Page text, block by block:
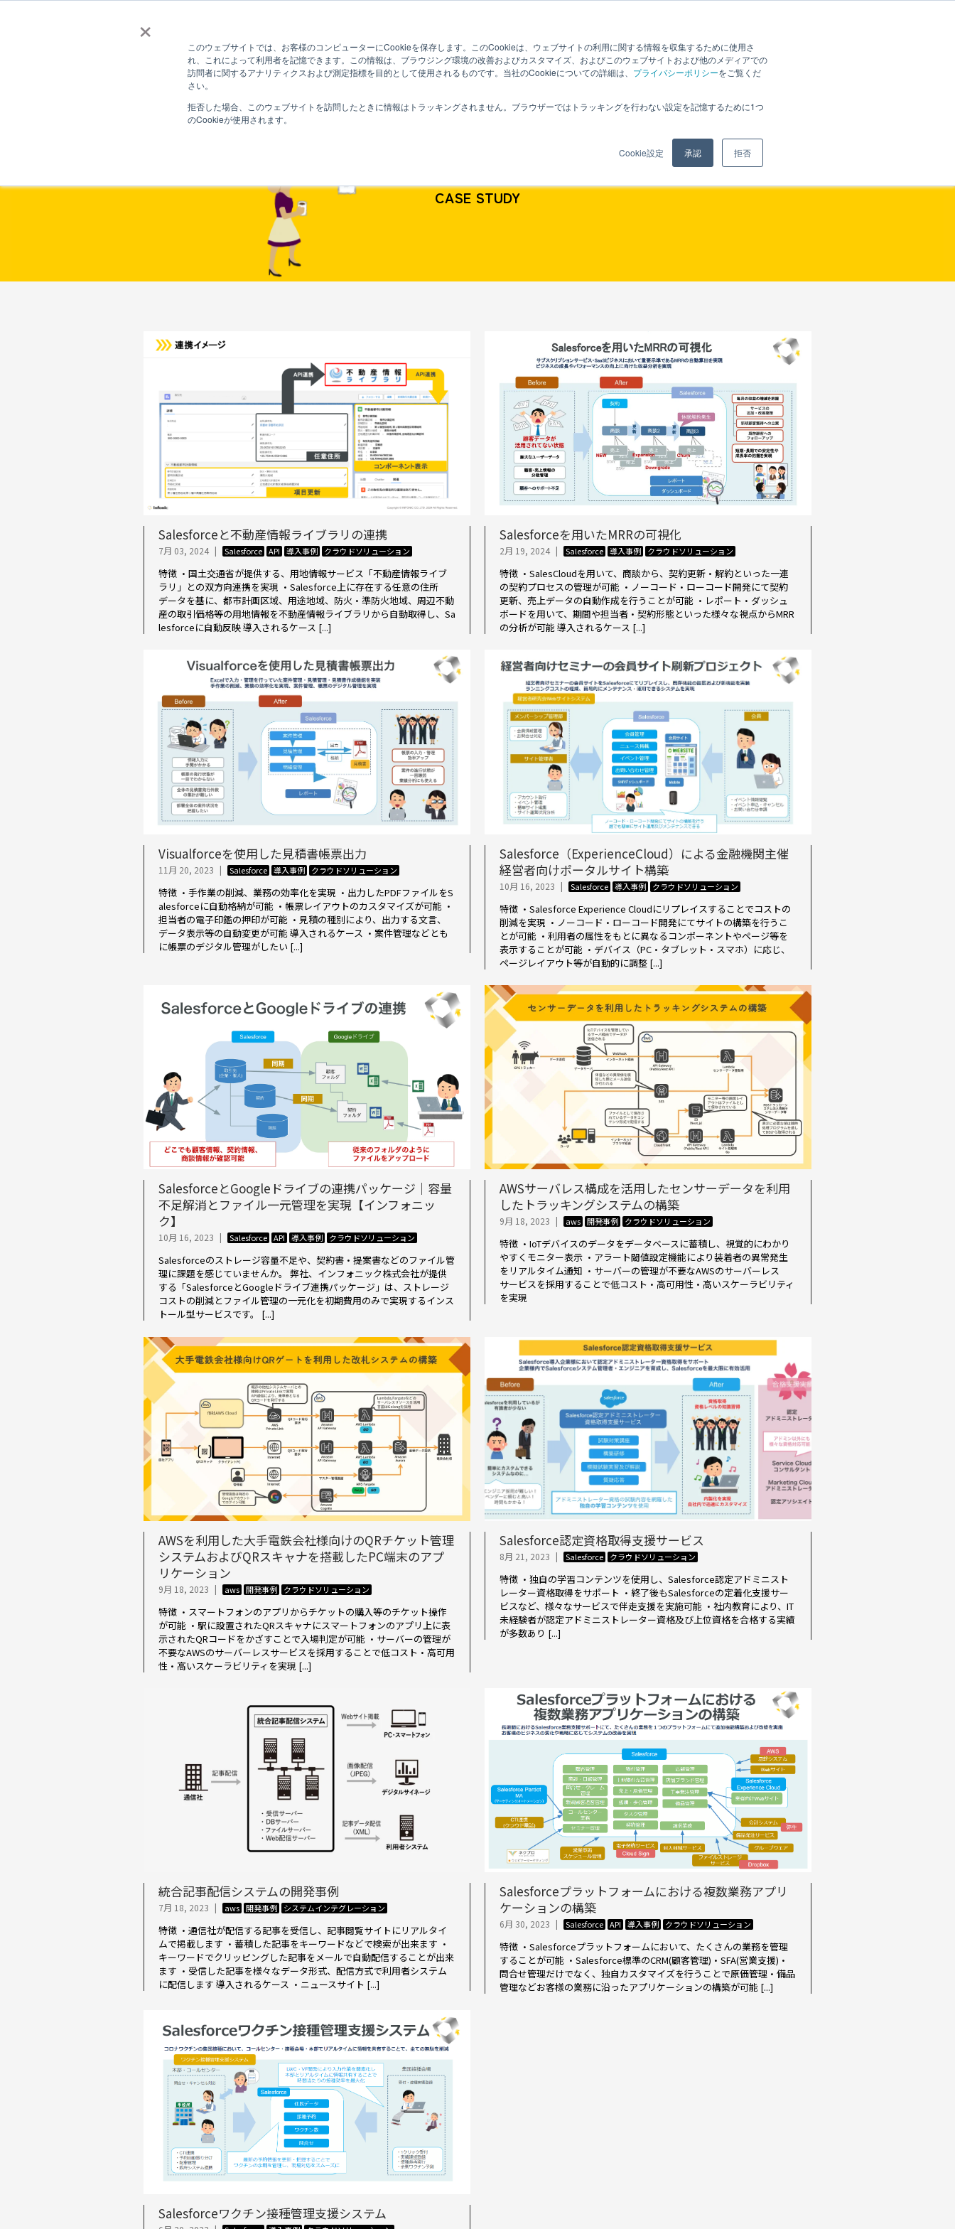
×
このウェブサイトでは、お客様のコンピューターにCookieを保存します。このCookieは、ウェブサイトの利用に関する情報を収集するために使用さ
れ、これによって利用者を記憶できます。この情報は、ブラウジング環境の改善およびカスタマイズ、およびこのウェブサイトおよび他のメディアでの
訪問者に関するアナリティクスおよび測定指標を目的として使用されるものです。当社のCookieについての詳細は、 プライバシーポリシーをご覧くだ
さい。
拒否した場合、このウェブサイトを訪問したときに情報はトラッキングされません。ブラウザーではトラッキングを行わない設定を記憶するために1つ
のCookieが使用されます。
Cookie設定 承認 拒否
CASE STUDY
Salesforceと不動産情報ライブラリの連携
7月 03, 2024 | Salesforce API 導入事例 クラウドソリューション
特徴 ・国土交通省が提供する、用地情報サービス「不動産情報ライブ
ラリ」との双方向連携を実現 ・Salesforce上に存在する任意の住所
データを基に、都市計画区域、用途地域、防火・準防火地域、周辺不動
産の取引価格等の用地情報を不動産情報ライブラリから自動取得し、Sa
lesforceに自動反映 導入されるケース [...]
Salesforceを用いたMRRの可視化
2月 19, 2024 | Salesforce 導入事例 クラウドソリューション
特徴 ・SalesCloudを用いて、商談から、契約更新・解約といった一連
の契約プロセスの管理が可能 ・ノーコード・ローコード開発にて契約
更新、売上データの自動作成を行うことが可能 ・レポート・ダッシュ
ボードを用いて、期間や担当者・契約形態といった様々な視点からMRR
の分析が可能 導入されるケース [...]
Visualforceを使用した見積書帳票出力
11月 20, 2023 | Salesforce 導入事例 クラウドソリューション
特徴 ・手作業の削減、業務の効率化を実現 ・出力したPDFファイルをS
alesforceに自動格納が可能 ・帳票レイアウトのカスタマイズが可能 ・
担当者の電子印鑑の押印が可能 ・見積の種別により、出力する文言、
データ表示等の自動変更が可能 導入されるケース ・案件管理などとも
に帳票のデジタル管理がしたい [...]
Salesforce（ExperienceCloud）による金融機関主催
経営者向けポータルサイト構築
10月 16, 2023 | Salesforce 導入事例 クラウドソリューション
特徴 ・Salesforce Experience Cloudにリプレイスすることでコストの
削減を実現 ・ノーコード・ローコード開発にてサイトの構築を行うこ
とが可能 ・利用者の属性をもとに異なるコンポーネントやページ等を
表示することが可能 ・デバイス（PC・タブレット・スマホ）に応じ、
ページレイアウト等が自動的に調整 [...]
SalesforceとGoogleドライブの連携パッケージ｜容量
不足解消とファイル一元管理を実現【インフォニッ
ク】
10月 16, 2023 | Salesforce API 導入事例 クラウドソリューション
Salesforceのストレージ容量不足や、契約書・提案書などのファイル管
理に課題を感じていませんか。 弊社、インフォニック株式会社が提供
する「SalesforceとGoogleドライブ連携パッケージ」は、ストレージ
コストの削減とファイル管理の一元化を初期費用のみで実現するインス
トール型サービスです。 [...]
AWSサーバレス構成を活用したセンサーデータを利用
したトラッキングシステムの構築
9月 18, 2023 | aws 開発事例 クラウドソリューション
特徴 ・IoTデバイスのデータをデータベースに蓄積し、視覚的にわかり
やすくモニター表示 ・アラート閾値設定機能により装着者の異常発生
をリアルタイム通知 ・サーバーの管理が不要なAWSのサーバーレス
サービスを採用することで低コスト・高可用性・高いスケーラビリティ
を実現
AWSを利用した大手電鉄会社様向けのQRチケット管理
システムおよびQRスキャナを搭載したPC端末のアプ
リケーション
9月 18, 2023 | aws 開発事例 クラウドソリューション
特徴 ・スマートフォンのアプリからチケットの購入等のチケット操作
が可能 ・駅に設置されたQRスキャナにスマートフォンのアプリ上に表
示されたQRコードをかざすことで入場判定が可能 ・サーバーの管理が
不要なAWSのサーバーレスサービスを採用することで低コスト・高可用
性・高いスケーラビリティを実現 [...]
Salesforce認定資格取得支援サービス
8月 21, 2023 | Salesforce クラウドソリューション
特徴 ・独自の学習コンテンツを使用し、Salesforce認定アドミニスト
レーター資格取得をサポート ・終了後もSalesforceの定着化支援サー
ビスなど、様々なサービスで伴走支援を実施可能 ・社内教育により、IT
未経験者が認定アドミニストレーター資格及び上位資格を合格する実績
が多数あり [...]
統合記事配信システムの開発事例
7月 18, 2023 | aws 開発事例 システムインテグレーション
特徴 ・通信社が配信する記事を受信し、記事閲覧サイトにリアルタイ
ムで掲載します ・蓄積した記事をキーワードなどで検索が出来ます ・
キーワードでクリッピングした記事をメールで自動配信することが出来
ます ・受信した記事を様々なデータ形式、配信方式で利用者システム
に配信します 導入されるケース ・ニュースサイト [...]
Salesforceプラットフォームにおける複数業務アプリ
ケーションの構築
6月 30, 2023 | Salesforce API 導入事例 クラウドソリューション
特徴 ・Salesforceプラットフォームにおいて、たくさんの業務を管理
することが可能 ・Salesforce標準のCRM(顧客管理)・SFA(営業支援)・
問合せ管理だけでなく、独自カスタマイズを行うことで原価管理・備品
管理などお客様の業務に沿ったアプリケーションの構築が可能 [...]
Salesforceワクチン接種管理支援システム